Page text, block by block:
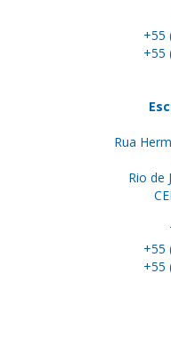
+55
+55
Rua
Rio de
+55
+55